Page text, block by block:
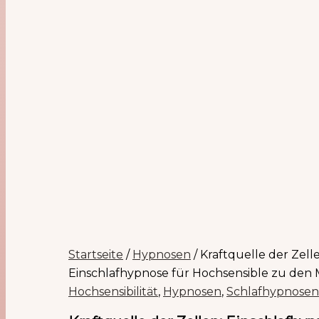
Startseite / Hypnosen / Kraftquelle der
Einschlafhypnose für Hochsensible zu den
Hochsensibilität, Hypnosen, Schlafhypnosen